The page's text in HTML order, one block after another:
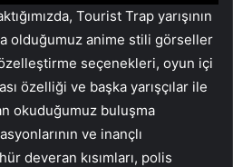
Tourist Trap yarışının
olduğumuz anime stili görseller
seçenekleri, oyun içi
özelliği ve başka yarışçılar ile
okuduğumuz buluşma
ve inançlı
deveran kısımları, polis